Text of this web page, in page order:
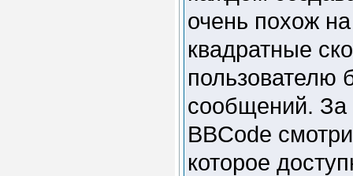
очень похож
квадратные
пользователю
сообщений. За
BBCode
которое